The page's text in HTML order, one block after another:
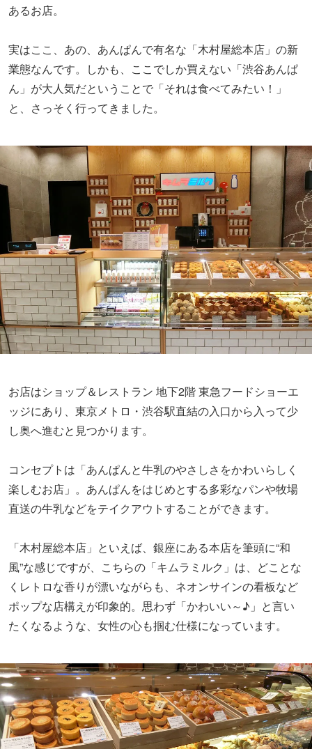
あるお店。
実はここ、あの、あんぱんで有名な「木村屋総本店」の新
業態なんです。しかも、ここでしか買えない「渋谷あんぱ
ん」が大人気だということで「それは食べてみたい！」
と、さっそく行ってきました。
お店はショップ＆レストラン 地下2階 東急フードショーエ
ッジにあり、東京メトロ・渋谷駅直結の入口から入って少
し奥へ進むと見つかります。
コンセプトは「あんぱんと牛乳のやさしさをかわいらしく
楽しむお店」。あんぱんをはじめとする多彩なパンや牧場
直送の牛乳などをテイクアウトすることができます。
「木村屋総本店」といえば、銀座にある本店を筆頭に“和
風”な感じですが、こちらの「キムラミルク」は、どことな
くレトロな香りが漂いながらも、ネオンサインの看板など
ポップな店構えが印象的。思わず「かわいい～♪」と言い
たくなるような、女性の心も掴む仕様になっています。